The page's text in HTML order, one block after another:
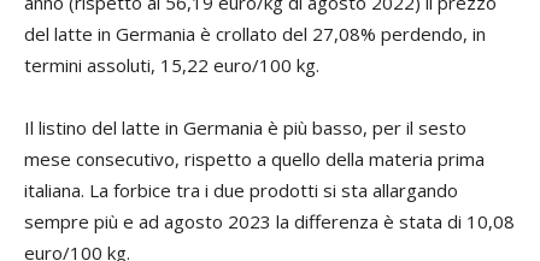
del latte in Germania è crollato del 27,08% perdendo, in
termini assoluti, 15,22 euro/100 kg.
Il listino del latte in Germania è più basso, per il sesto
mese consecutivo, rispetto a quello della materia prima
italiana. La forbice tra i due prodotti si sta allargando
sempre più e ad agosto 2023 la differenza è stata di 10,08
euro/100 kg.